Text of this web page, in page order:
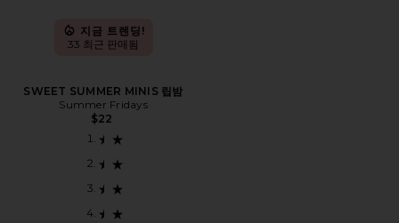
지금 트렌딩!
33 최근 판매됨
SWEET SUMMER MINIS 립밤
Summer Fridays
$22